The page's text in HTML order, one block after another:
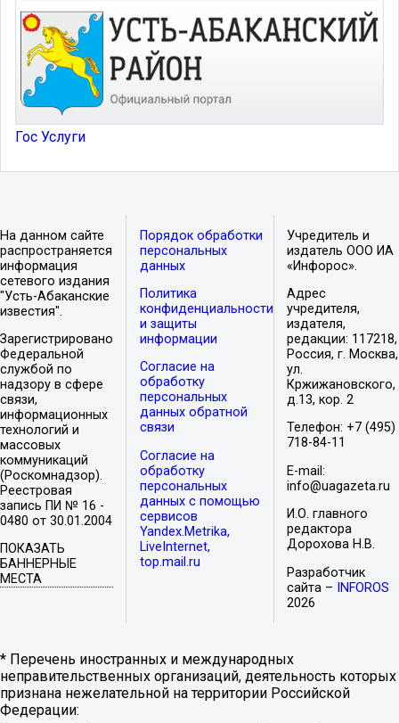
Гос Услуги
На данном сайте
распространяется
информация
сетевого издания
"Усть-Абаканские
известия".
Зарегистрировано
Федеральной
службой по
надзору в сфере
связи,
информационных
технологий и
массовых
коммуникаций
(Роскомнадзор).
Реестровая
запись ПИ № 16 -
0480 от 30.01.2004
ПОКАЗАТЬ
БАННЕРНЫЕ
МЕСТА
Порядок обработки
персональных
данных
Политика
конфиденциальности
и защиты
информации
Согласие на
обработку
персональных
данных обратной
связи
Согласие на
обработку
персональных
данных с помощью
сервисов
Yandex.Metrika,
LiveInternet,
top.mail.ru
Учредитель и
издатель ООО ИА
«Инфорос».
Адрес
учредителя,
издателя,
редакции: 117218,
Россия, г. Москва,
ул.
Кржижановского,
д.13, кор. 2
Телефон: +7 (495)
718-84-11
E-mail:
info@uagazeta.ru
И.О. главного
редактора
Дорохова Н.В.
Разработчик
сайта –
INFOROS
2026
* Перечень иностранных и международных
неправительственных организаций, деятельность которых
признана нежелательной на территории Российской
Федерации: